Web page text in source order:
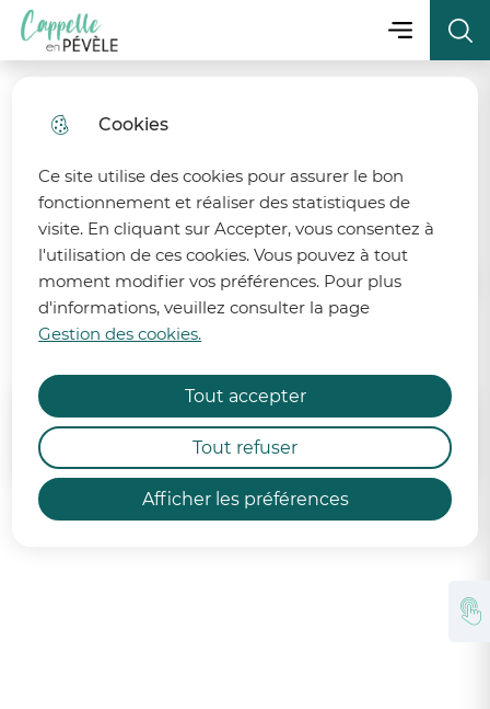
Cookies
Ce site utilise des cookies pour assurer le bon
fonctionnement et réaliser des statistiques de
visite. En cliquant sur Accepter, vous consentez à
l'utilisation de ces cookies. Vous pouvez à tout
moment modifier vos préférences. Pour plus
d'informations, veuillez consulter la page
Gestion des cookies.
Afficher les préférences
Tout accepter
Tout refuser
Aller
au
menu
principal
Consulter
le plan
du site
État de la ressource en eau
Afin de préserver la ressource en eau, 6 bassins
des départements du Nord et du Pas-de-Calais
sont désormais placés en alerte et 2 bassins
demeurent en vigilance renforcée.
En savoir plus
Ville de Cappelle-en-Pévèle
Menu
2026 Cap' Sport Santé -
Sophrologie
Accueil
Les champs suivis par * sont obligatoires
Les soumissions pour ce formulaire sont